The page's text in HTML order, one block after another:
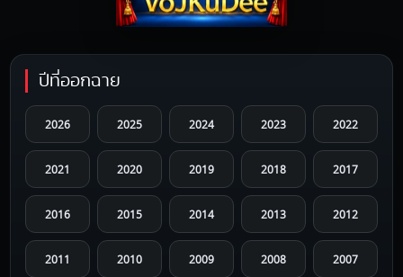
ปีที่ออกฉาย
2026 2025 2024 2023 2022
2021 2020 2019 2018 2017
2016 2015 2014 2013 2012
2011 2010 2009 2008 2007